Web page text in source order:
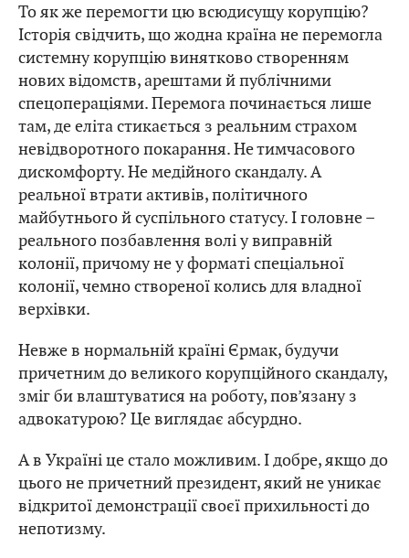
То як же перемогти цю всюдисущу корупцію?
Історія свідчить, що жодна країна не перемогла
системну корупцію винятково створенням
нових відомств, арештами й публічними
спецопераціями. Перемога починається лише
там, де еліта стикається з реальним страхом
невідворотного покарання. Не тимчасового
дискомфорту. Не медійного скандалу. А
реальної втрати активів, політичного
майбутнього й суспільного статусу. І головне –
реального позбавлення волі у виправній
колонії, причому не у форматі спеціальної
колонії, чемно створеної колись для владної
верхівки.
Невже в нормальній країні Єрмак, будучи
причетним до великого корупційного скандалу,
зміг би влаштуватися на роботу, пов’язану з
адвокатурою? Це виглядає абсурдно.
А в Україні це стало можливим. І добре, якщо до
цього не причетний президент, який не уникає
відкритої демонстрації своєї прихильності до
непотизму.